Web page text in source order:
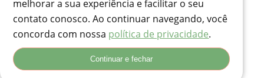
Rua Durval jungles 240 - Pinheirinho, Curitiba-PR
Rua Adolfo Corso, 74 - Santa Rita, Lages - SC, 88503-180
melhorar a sua experiência e facilitar o seu
contato conosco. Ao continuar navegando, você
concorda com nossa política de privacidade.
Continuar e fechar